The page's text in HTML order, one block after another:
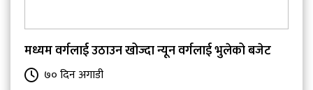
मध्यम वर्गलाई उठाउन खोज्दा न्यून वर्गलाई भुलेको बजेट
७० दिन अगाडी